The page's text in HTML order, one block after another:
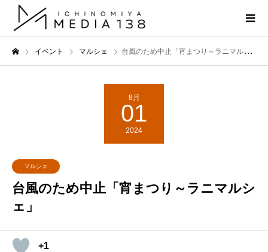
イベント マルシェ 台風のため中止「宵まつり～ラニマルシェ」
8月
01
2024
マルシェ
台風のため中止「宵まつり～ラニマルシ
ェ」
+1